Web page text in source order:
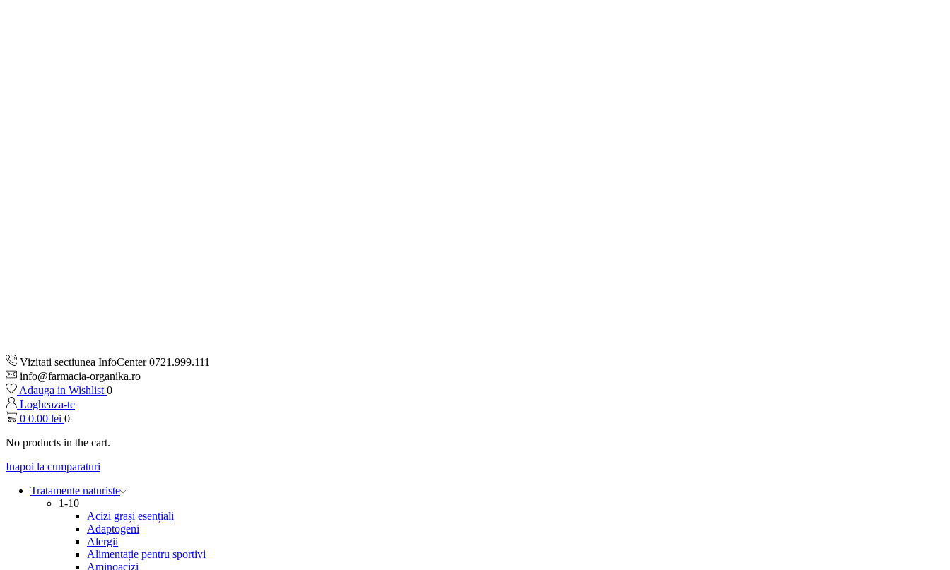
Vizitati sectiunea InfoCenter 0721.999.111
info@farmacia-organika.ro
Adauga in Wishlist 0
Logheaza-te
0 0.00 lei 0
No products in the cart.
Inapoi la cumparaturi
Tratamente naturiste
1-10
Acizi grași esențiali
Adaptogeni
Alergii
Alimentație pentru sportivi
Aminoacizi